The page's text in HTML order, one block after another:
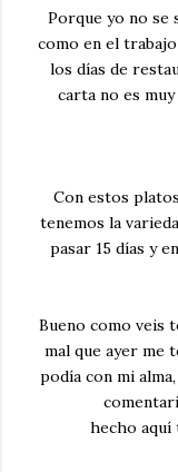
Porque yo no se
como en el
los días de
carta no es
Con estos
tenemos la
pasar 15 días y
Bueno como veis
mal que ayer me
podía con mi
hecho aquí